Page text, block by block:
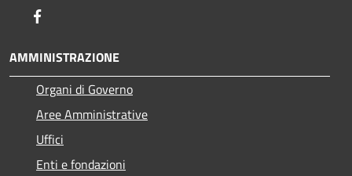
AMMINISTRAZIONE
Organi di Governo
Aree Amministrative
Uffici
Enti e fondazioni